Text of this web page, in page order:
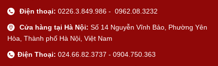
Điện thoại: 0226.3.849.986 - 0962.08.3232
Cửa hàng tại Hà Nội: Số 14 Nguyễn Vĩnh Bảo, Phường Yên
Hòa, Thành phố Hà Nội, Việt Nam
Điện Thoại: 024.66.82.3737 - 0904.750.363